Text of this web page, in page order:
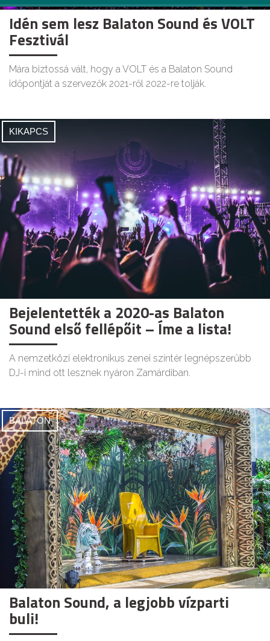
Idén sem lesz Balaton Sound és VOLT
Fesztivál
Mára biztossá vált, hogy a VOLT és a Balaton Sound
időpontját a szervezők 2021-ről 2022-re tolják.
KIKAPCS
Bejelentették a 2020-as Balaton
Sound első fellépőit – Íme a lista!
A nemzetközi elektronikus zenei színtér legnépszerűbb
DJ-i mind ott lesznek nyáron Zamárdiban.
BALATON
Balaton Sound, a legjobb vízparti
buli!